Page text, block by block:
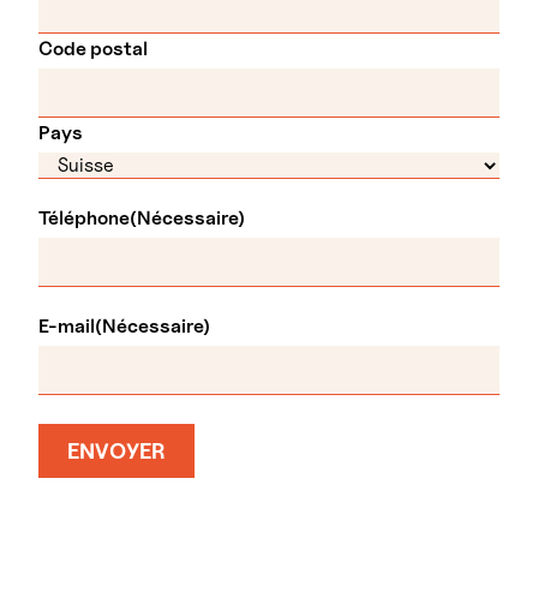
Code postal
Pays
Téléphone(Nécessaire)
E-mail(Nécessaire)